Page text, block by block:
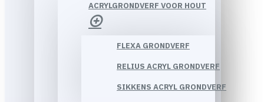
ACRYLGRONDVERF VOOR HOUT
FLEXA GRONDVERF
RELIUS ACRYL GRONDVERF
SIKKENS ACRYL GRONDVERF